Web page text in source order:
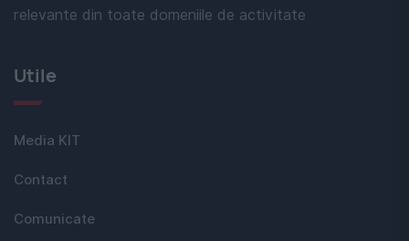
relevante din toate domeniile de activitate
Utile
Media KIT
Contact
Comunicate